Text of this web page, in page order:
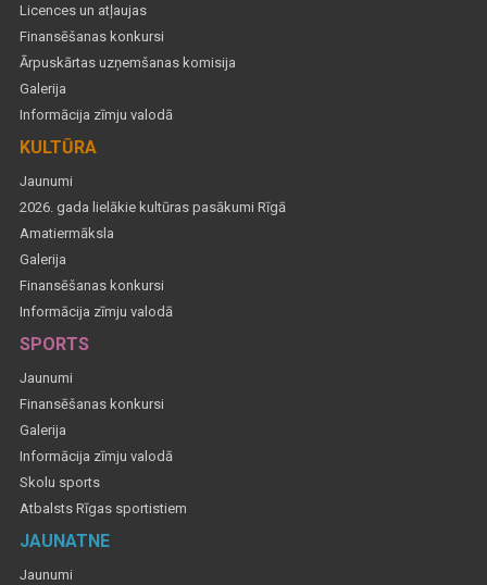
Licences un atļaujas
Finansēšanas konkursi
Ārpuskārtas uzņemšanas komisija
Galerija
Informācija zīmju valodā
KULTŪRA
Jaunumi
2026. gada lielākie kultūras pasākumi Rīgā
Amatiermāksla
Galerija
Finansēšanas konkursi
Informācija zīmju valodā
SPORTS
Jaunumi
Finansēšanas konkursi
Galerija
Informācija zīmju valodā
Skolu sports
Atbalsts Rīgas sportistiem
JAUNATNE
Jaunumi